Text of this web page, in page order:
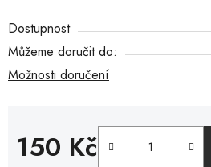
Dostupnost
Můžeme doručit do:
Možnosti doručení
150 Kč